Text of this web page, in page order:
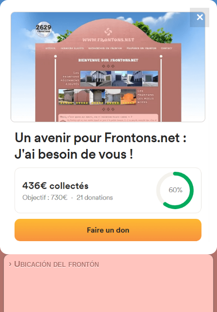
FRONTONS.NET
BUSCAR UN FRONTÓN
AÑADIR UN FRONTÓN
4784
frontones
20159 Zizurkil, Gipuzkoa
Pello Mari Otaño Plaza 2 España
Frontón de pared izquierda
Localización|Fotos|Comentarios y reseñas
› Ubicación del frontón
✕